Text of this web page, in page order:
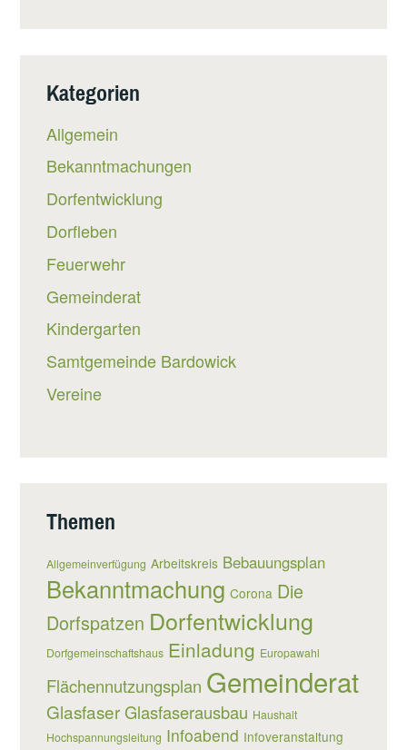
Kategorien
Allgemein
Bekanntmachungen
Dorfentwicklung
Dorfleben
Feuerwehr
Gemeinderat
Kindergarten
Samtgemeinde Bardowick
Vereine
Themen
Allgemeinverfügung Arbeitskreis Bebauungsplan
Bekanntmachung Corona Die
Dorfspatzen Dorfentwicklung
Dorfgemeinschaftshaus Einladung Europawahl
Flächennutzungsplan Gemeinderat
Glasfaser Glasfaserausbau Haushalt
Hochspannungsleitung Infoabend Infoveranstaltung